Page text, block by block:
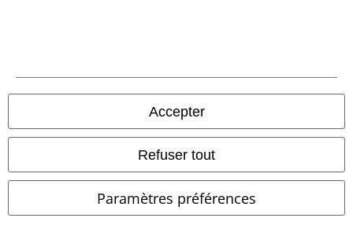
Accepter
Refuser tout
Paramètres préférences
Boutiques en ligne EMP